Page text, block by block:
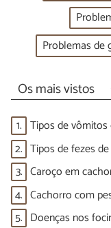
Problemas de
Os mais vistos
1. Tipos de vômitos
2. Tipos de fezes
3. Caroço em
4. Cachorro com
5. Doenças nos